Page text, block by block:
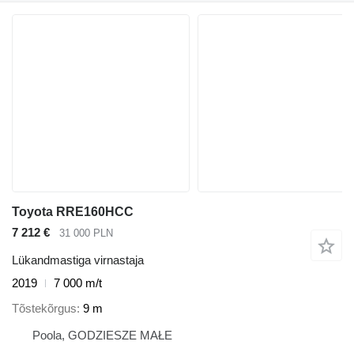
Toyota RRE160HCC
7 212 €
31 000 PLN
Lükandmastiga virnastaja
2019
7 000 m/t
Tõstekõrgus 9 m
Poola, GODZIESZE MAŁE